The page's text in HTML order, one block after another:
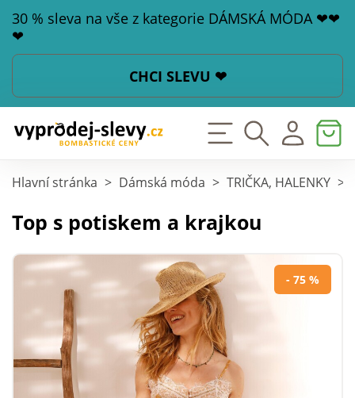
30 % sleva na vše z kategorie DÁMSKÁ MÓDA ❤❤
❤
CHCI SLEVU ❤
Hlavní stránka > Dámská móda > TRIČKA, HALENKY >
Top s potiskem a krajkou
- 75 %